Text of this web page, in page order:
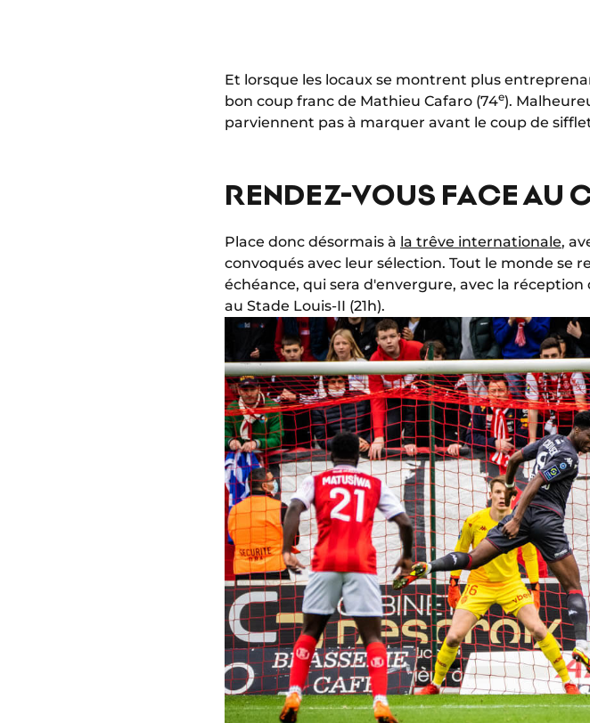
Et lorsque les locaux se montrent plus
bon coup franc de Mathieu Cafaro (74e).
parviennent pas à marquer avant le coup de
RENDEZ-VOUS FACE AU
Place donc désormais à la trêve internationale,
convoqués avec leur sélection. Tout le monde se
échéance, qui sera d'envergure, avec la
au Stade Louis-II (21h).